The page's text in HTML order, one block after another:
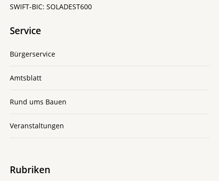
SWIFT-BIC: SOLADEST600
Service
Bürgerservice
Amtsblatt
Rund ums Bauen
Veranstaltungen
Rubriken